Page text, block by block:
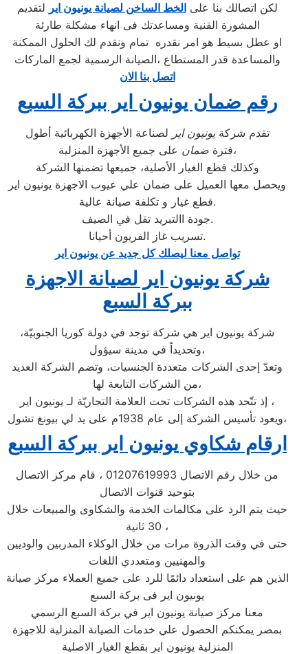
لكن اتصالك بنا علىالخط الساخن لصيانة يونيون اير لتقديم
المشورة القنية ومساعدتك فى انهاء مشكلة طارئة
او عطل بسيط هو امر نقدره تمام ونقدم لك الحلول الممكنة
والمساعدة قدر المستطاع ،الصيانة الرسمية لجمع الماركات
اتصل بنا الان
رقم ضمان يونيون اير ببركة السبع
تقدم شركةيونيون اير لصناعة الأجهزة الكهربائية أطول
فترةضمان
على جميع الأجهزة المنزلية،
وكذلك قطع الغيار الأصلية، جميعها تضمنها الشركة
ويحصل معها العميل على ضمان علي عيوب الاجهزة يونيون اير
قطع غيار و تكلفة صيانة عالية.
جودة االتبريد تقل في الصيف.
تسريب غاز الفريون أحيانا.
تواصل معنا ليصلك كل جديد عن يونيون اير
شركة يونيون اير لصيانة الاجهزة
ببركة السبع
شركة يونيون اير هي شركة توجد في دولة كوريا الجنوبيّة،
وتحديداً في مدينة سيؤول،
وتعدّ إحدى الشركات متعددة الجنسيات، وتضم الشركة العديد
من الشركات التابعة لها،
إذ تتّحد هذه الشركات تحت العلامة التجاريّة لـ يونيون اير ،
ويعود تأسيس الشركة إلى عام 1938م على يد لي بيونغ تشول،
ارقام شكاوي يونيون اير ببركة السبع
من خلال رقم الاتصال 01207619993 ، قام مركز الاتصال
بتوحيد قنوات الاتصال
حيث يتم الرد على مكالمات الخدمة والشكاوى والمبيعات خلال
30 ثانية ،
حتى في وقت الذروة مرات من خلال الوكلاء المدربين والوديين
والمهنيين ومتعددي اللغات
الذين هم على استعداد دائمًا للرد على جميع العملاء مركز صيانة
يونيون اير فى بركة السبع
معنا مركز صيانة يونيون اير في بركة السبع الرسمي
بمصر يمكنكم الحصول علي خدمات الصيانة المنزلية للاجهزة
المنزلية يونيون اير بقطع الغيار الاصلية